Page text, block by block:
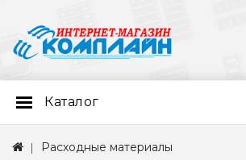
Каталог
Расходные материалы